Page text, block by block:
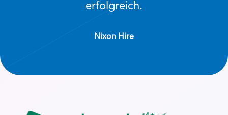
erfolgreich.
Nixon Hire